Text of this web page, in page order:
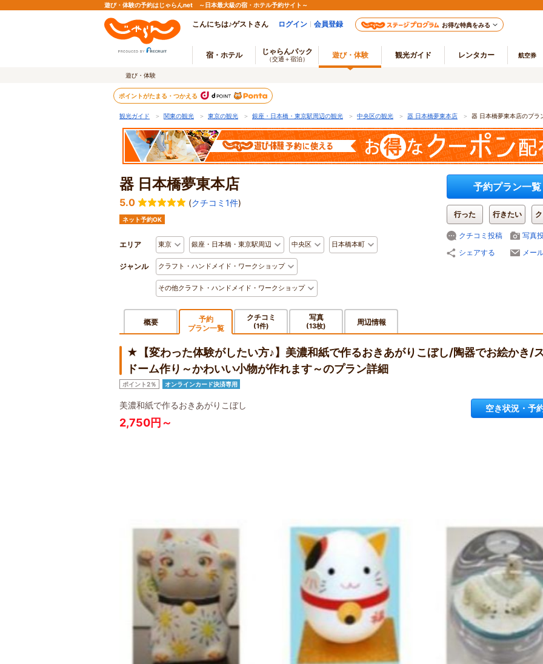
遊び・体験の予約はじゃらんnet ～日本最大級の宿・ホテル予約サイト～
こんにちは♪ゲストさん ログイン 会員登録 お得な特典をみる
宿・ホテル じゃらんパック
（交通＋宿泊） 遊び・体験 観光ガイド レンタカー 航空券
遊び・体験
ポイントがたまる・つかえる
観光ガイド ＞ 関東の観光 ＞ 東京の観光 ＞ 銀座・日本橋・東京駅周辺の観光 ＞ 中央区の観光 ＞ 器 日本橋夢東本店 ＞ 器 日本橋夢東本店のプラ
器 日本橋夢東本店
5.0 (クチコミ1件)
ネット予約OK
エリア 東京 銀座・日本橋・東京駅周辺 中央区 日本橋本町
ジャンル クラフト・ハンドメイド・ワークショップ
その他クラフト・ハンドメイド・ワークショップ
予約プラン一覧
行った 行きたい
クチコミ投稿
写真
シェアする
メー
概要
予約
プラン一覧
クチコミ
(1件)
写真
(13枚) 周辺情報
★【変わった体験がしたい方♪】美濃和紙で作るおきあがりこぼし/陶器でお絵かき/
ドーム作り～かわいい小物が作れます～のプラン詳細
ポイント2％ オンラインカード決済専用
美濃和紙で作るおきあがりこぼし
2,750円～
空き状況・予